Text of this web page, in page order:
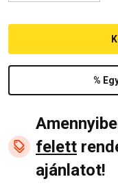
%
felett
ajánlatot!